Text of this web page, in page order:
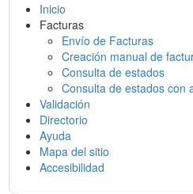
Inicio
Facturas
Envío de Facturas
Creación manual de
Consulta de estados
Consulta de estados con
Validación
Directorio
Ayuda
Mapa del sitio
Accesibilidad